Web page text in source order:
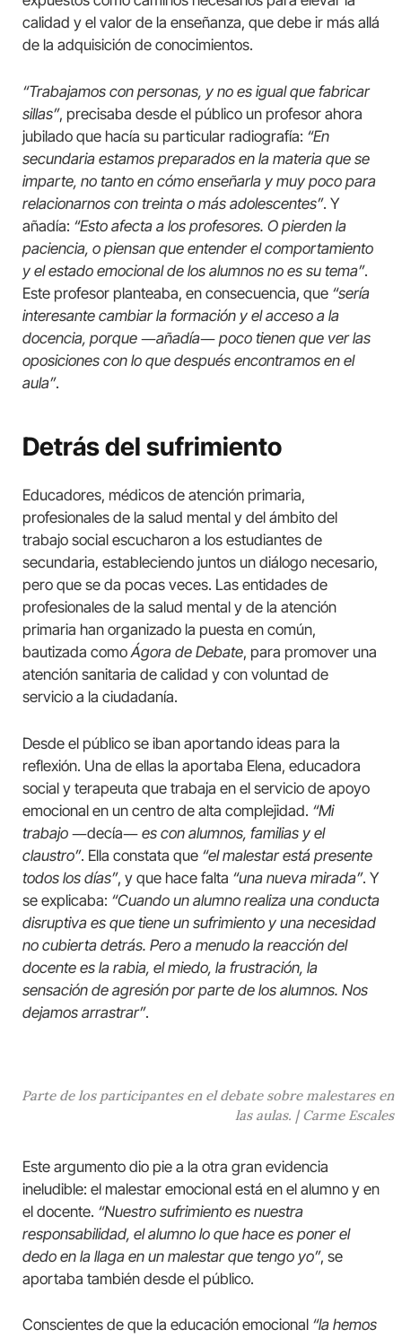
calidad y el valor de la enseñanza, que debe ir más allá
de la adquisición de conocimientos.
“Trabajamos con personas, y no es igual que fabricar
sillas”, precisaba desde el público un profesor ahora
jubilado que hacía su particular radiografía: “En
secundaria estamos preparados en la materia que se
imparte, no tanto en cómo enseñarla y muy poco para
relacionarnos con treinta o más adolescentes”. Y
añadía: “Esto afecta a los profesores. O pierden la
paciencia, o piensan que entender el comportamiento
y el estado emocional de los alumnos no es su tema”.
Este profesor planteaba, en consecuencia, que “sería
interesante cambiar la formación y el acceso a la
docencia, porque ―añadía― poco tienen que ver las
oposiciones con lo que después encontramos en el
aula”.
Detrás del sufrimiento
Educadores, médicos de atención primaria,
profesionales de la salud mental y del ámbito del
trabajo social escucharon a los estudiantes de
secundaria, estableciendo juntos un diálogo necesario,
pero que se da pocas veces. Las entidades de
profesionales de la salud mental y de la atención
primaria han organizado la puesta en común,
bautizada comoÁgora de Debate, para promover una
atención sanitaria de calidad y con voluntad de
servicio a la ciudadanía.
Desde el público se iban aportando ideas para la
reflexión. Una de ellas la aportaba Elena, educadora
social y terapeuta que trabaja en el servicio de apoyo
emocional en un centro de alta complejidad. “Mi
trabajo ―decía― es con alumnos, familias y el
claustro”. Ella constata que “el malestar está presente
todos los días”, y que hace falta “una nueva mirada”. Y
se explicaba: “Cuando un alumno realiza una conducta
disruptiva es que tiene un sufrimiento y una necesidad
no cubierta detrás. Pero a menudo la reacción del
docente es la rabia, el miedo, la frustración, la
sensación de agresión por parte de los alumnos. Nos
dejamos arrastrar”.
Parte de los participantes en el debate sobre malestares en
las aulas. | Carme Escales
Este argumento dio pie a la otra gran evidencia
ineludible: el malestar emocional está en el alumno y en
el docente. “Nuestro sufrimiento es nuestra
responsabilidad, el alumno lo que hace es poner el
dedo en la llaga en un malestar que tengo yo”, se
aportaba también desde el público.
Conscientes de que la educación emocional “la hemos